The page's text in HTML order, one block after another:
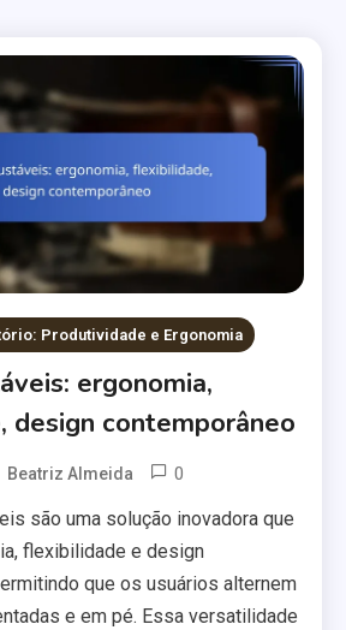
Produtividade e Ergonomia
ergonomia,
design contemporâneo
Beatriz Almeida 0
são uma solução inovadora que
flexibilidade e design
que os usuários alternem
e em pé. Essa versatilidade